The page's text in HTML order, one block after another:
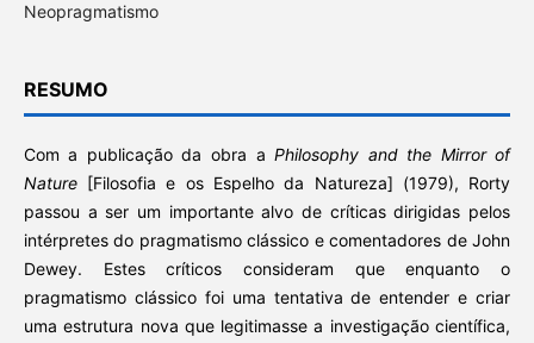
Neopragmatismo
RESUMO
Com a publicação da obra a Philosophy and the Mirror of
Nature[Filosofia e os Espelho da Natureza] (1979), Rorty
passou a ser um importante alvo de críticas dirigidas pelos
intérpretes do pragmatismo clássico e comentadores de John
Dewey. Estes críticos consideram que enquanto o
pragmatismo clássico foi uma tentativa de entender e criar
uma estrutura nova que legitimasse a investigação científica,